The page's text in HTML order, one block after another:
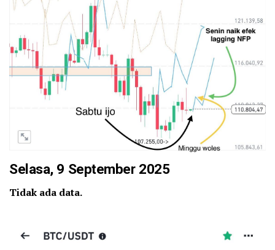
Selasa, 9 September 2025
Tidak ada data.